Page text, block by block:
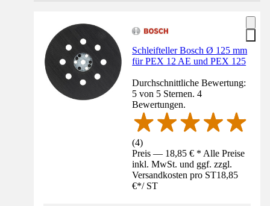
Schleifteller Bosch Ø 125 mm
für PEX 12 AE und PEX 125
Durchschnittliche Bewertung:
5 von 5 Sternen. 4
Bewertungen.
(4)
Preis — 18,85 € * Alle Preise
inkl. MwSt. und ggf. zzgl.
Versandkosten pro ST18,85
€*/ ST